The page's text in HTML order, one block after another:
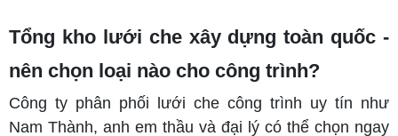
Tổng kho lưới che xây dựng toàn quốc -
nên chọn loại nào cho công trình?
Công ty phân phối lưới che công trình uy tín như
Nam Thành, anh em thầu và đại lý có thể chọn ngay